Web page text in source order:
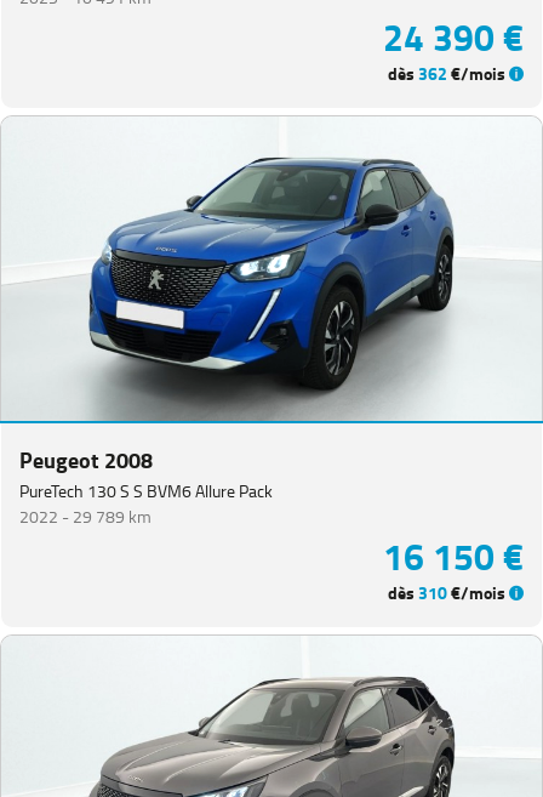
24 390 €
dès362€/mois
Peugeot 2008
PureTech 130 S S BVM6 Allure Pack
2022 -29 789 km
16 150 €
dès310€/mois